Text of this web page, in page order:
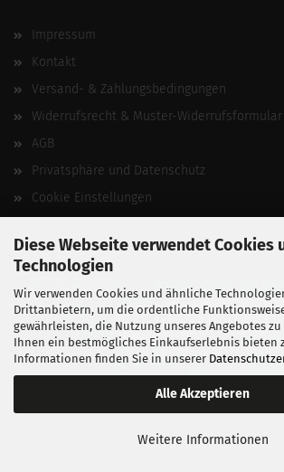
Diese Webseite verwendet Cookies
Technologien
Wir verwenden Cookies und ähnliche
Drittanbietern, um die ordentliche
gewährleisten, die Nutzung unseres Angebotes
Ihnen ein bestmögliches Einkaufserlebnis bieten
Informationen finden Sie in unserer
Alle Akzeptieren
Weitere Informationen
Impressum
Kontakt
Versand- & Zahlungsbedingungen
Widerrufsrecht & Muster-Widerrufsformular
AGB
Privatsphäre und Datenschutz
Cookie Einstellungen
Vertrag widerrufen
Entwickelt vonfabian heinz